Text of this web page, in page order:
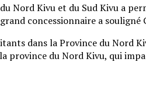
Nord Kivu et du Sud Kivu a
concessionnaire a souligné
dans la Province du Nord
province du Nord Kivu, qui